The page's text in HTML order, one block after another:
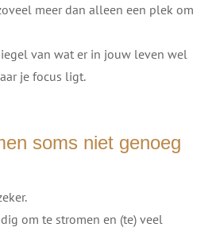
meer dan alleen een plek om
van wat er in jouw leven wel
je focus ligt.
soms niet genoeg
om te stromen en (te) veel